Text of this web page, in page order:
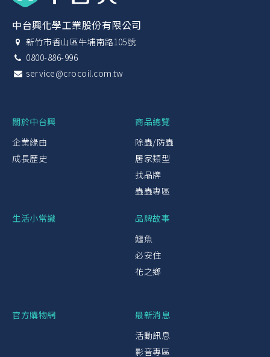
中台興化學工業股份有限公司
新竹市香山區牛埔南路105號
0800-886-996
service@crocoil.com.tw
關於中台興
企業緣由
成長歷史
商品總覽
除蟲/防蟲
居家類型
找品牌
蟲蟲專區
生活小常識
品牌故事
鱷魚
必安住
花之鄉
官方購物網
最新消息
活動訊息
影音專區